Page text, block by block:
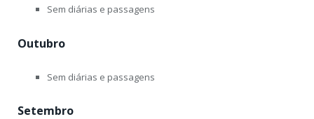
Sem diárias e passagens
Outubro
Sem diárias e passagens
Setembro